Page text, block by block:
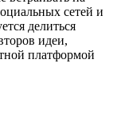
сетей и
делиться
идеи,
платформой